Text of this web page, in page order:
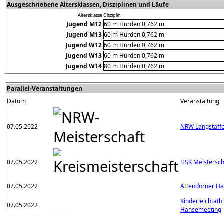
Ausgeschriebene Altersklassen, Disziplinen und Läufe
AltersklasseDisziplin
Jugend M12 60 m Hürden 0,762 m
Jugend M13 60 m Hürden 0,762 m
Jugend W12 60 m Hürden 0,762 m
Jugend W13 60 m Hürden 0,762 m
Jugend W14 80 m Hürden 0,762 m
Parallel-Veranstaltungen
Datum
Veranstaltung
07.05.2022 NRW
07.05.2022 HSK
07.05.2022 Attendorner
07.05.2022
Hansemeeting